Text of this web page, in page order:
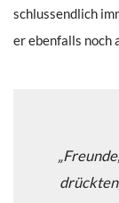
schlussendlich
er ebenfalls noch